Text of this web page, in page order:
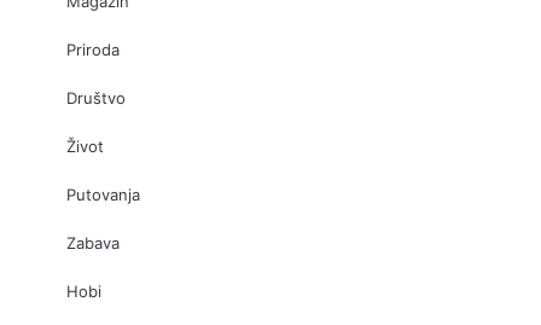
Priroda
Društvo
Život
Putovanja
Zabava
Hobi